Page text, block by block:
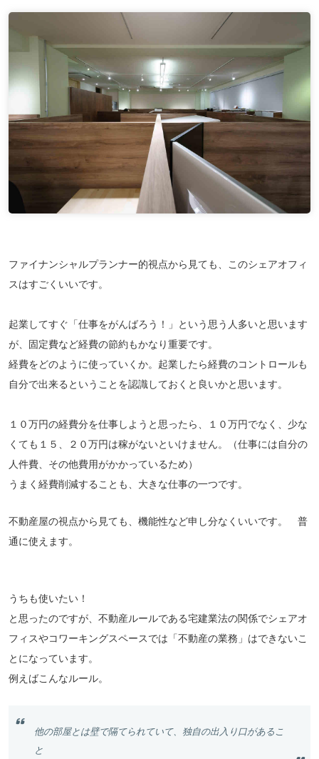
ファイナンシャルプランナー的視点から見ても、このシェアオフィ
スはすごくいいです。
起業してすぐ「仕事をがんばろう！」という思う人多いと思います
が、固定費など経費の節約もかなり重要です。
経費をどのように使っていくか。起業したら経費のコントロールも
自分で出来るということを認識しておくと良いかと思います。
１０万円の経費分を仕事しようと思ったら、１０万円でなく、少な
くても１５、２０万円は稼がないといけません。（仕事には自分の
人件費、その他費用がかかっているため）
うまく経費削減することも、大きな仕事の一つです。
不動産屋の視点から見ても、機能性など申し分なくいいです。 普
通に使えます。
うちも使いたい！
と思ったのですが、不動産ルールである宅建業法の関係でシェアオ
フィスやコワーキングスペースでは「不動産の業務」はできないこ
とになっています。
例えばこんなルール。
他の部屋とは壁で隔てられていて、独自の出入り口があるこ
と